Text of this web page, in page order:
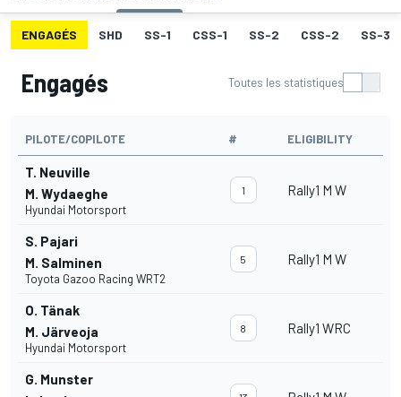
ENGAGÉS SHD SS-1 CSS-1 SS-2 CSS-2 SS-3
Engagés Toutes les statistiques
PILOTE/COPILOTE # ELIGIBILITY
T. Neuville
M. Wydaeghe
Hyundai Motorsport
1 Rally1 M W
S. Pajari
M. Salminen
Toyota Gazoo Racing WRT2
5 Rally1 M W
O. Tänak
M. Järveoja
Hyundai Motorsport
8 Rally1 WRC
G. Munster